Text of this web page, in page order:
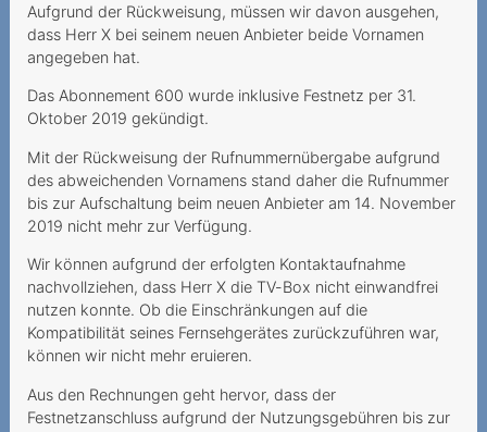
Aufgrund der Rückweisung, müssen wir davon ausgehen,
dass Herr X bei seinem neuen Anbieter beide Vornamen
angegeben hat.
Das Abonnement 600 wurde inklusive Festnetz per 31.
Oktober 2019 gekündigt.
Mit der Rückweisung der Rufnummernübergabe aufgrund
des abweichenden Vornamens stand daher die Rufnummer
bis zur Aufschaltung beim neuen Anbieter am 14. November
2019 nicht mehr zur Verfügung.
Wir können aufgrund der erfolgten Kontaktaufnahme
nachvollziehen, dass Herr X die TV-Box nicht einwandfrei
nutzen konnte. Ob die Einschränkungen auf die
Kompatibilität seines Fernsehgerätes zurückzuführen war,
können wir nicht mehr eruieren.
Aus den Rechnungen geht hervor, dass der
Festnetzanschluss aufgrund der Nutzungsgebühren bis zur
Internetgeschwindigkeit
verstossen gegen UWG
Tücken des
Technologiewechsels
Vertragswirkung trotz
gescheiterter Portierung
Datenroaming -
Auslandreise mit bösem
Erwachen
Ein Anruf genügt, um eine
Preiserhöhung während der